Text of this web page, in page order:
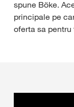
spune Böke.
principale pe
oferta sa pentru